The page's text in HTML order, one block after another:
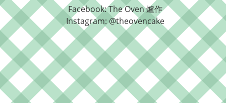
Facebook: The Oven 爐作
Instagram: @theovencake